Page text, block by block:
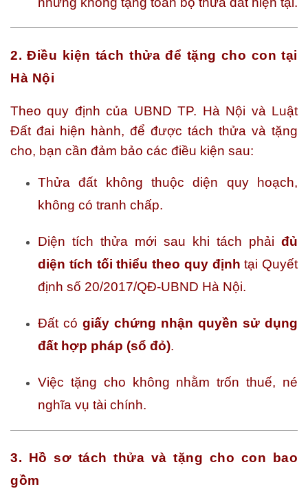
2. Điều kiện tách thửa để tặng cho con tại
Hà Nội
Theo quy định của UBND TP. Hà Nội và Luật
Đất đai hiện hành, để được tách thửa và tặng
cho, bạn cần đảm bảo các điều kiện sau:
Thửa đất không thuộc diện quy hoạch,
không có tranh chấp.
Diện tích thửa mới sau khi tách phải đủ
diện tích tối thiểu theo quy định tại Quyết
định số 20/2017/QĐ-UBND Hà Nội.
Đất có giấy chứng nhận quyền sử dụng
đất hợp pháp (sổ đỏ).
Việc tặng cho không nhằm trốn thuế, né
nghĩa vụ tài chính.
3. Hồ sơ tách thửa và tặng cho con bao
gồm